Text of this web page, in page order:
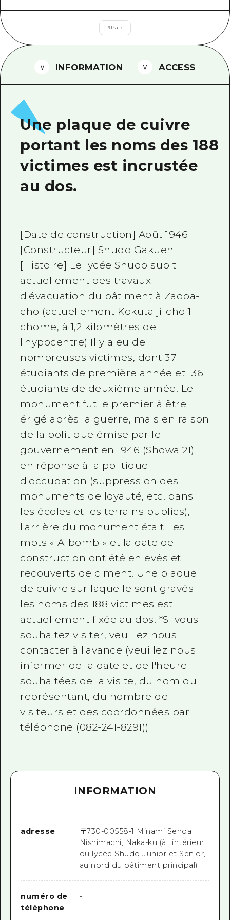
Vidéo d'Hiroshima
Brochure touristique
#Paix
INFORMATION ACCESS
Une plaque de cuivre
portant les noms des 188
victimes est incrustée
au dos.
[Date de construction] Août 1946
[Constructeur] Shudo Gakuen
[Histoire] Le lycée Shudo subit
actuellement des travaux
d'évacuation du bâtiment à Zaoba-
cho (actuellement Kokutaiji-cho 1-
chome, à 1,2 kilomètres de
l'hypocentre) Il y a eu de
nombreuses victimes, dont 37
étudiants de première année et 136
étudiants de deuxième année. Le
monument fut le premier à être
érigé après la guerre, mais en raison
de la politique émise par le
gouvernement en 1946 (Showa 21)
en réponse à la politique
d'occupation (suppression des
monuments de loyauté, etc. dans
les écoles et les terrains publics),
l'arrière du monument était Les
mots « A-bomb » et la date de
construction ont été enlevés et
recouverts de ciment. Une plaque
de cuivre sur laquelle sont gravés
les noms des 188 victimes est
actuellement fixée au dos. *Si vous
souhaitez visiter, veuillez nous
contacter à l'avance (veuillez nous
informer de la date et de l'heure
souhaitées de la visite, du nom du
représentant, du nombre de
visiteurs et des coordonnées par
téléphone (082-241-8291))
INFORMATION
adresse 〒730-00558-1 Minami Senda
Nishimachi, Naka-ku (à l'intérieur
du lycée Shudo Junior et Senior,
au nord du bâtiment principal)
numéro de
téléphone
-